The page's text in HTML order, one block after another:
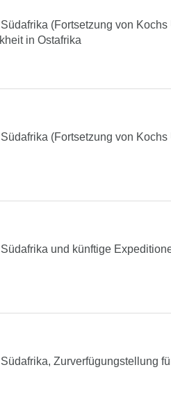
(Fortsetzung von
in Ostafrika
(Fortsetzung von
und künftige
Zurverfügungstellung